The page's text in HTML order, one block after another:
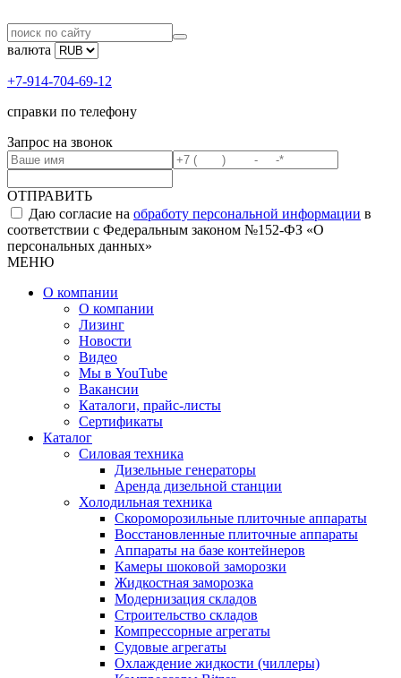
валюта
+7-914-704-69-12
справки по телефону
Запрос на звонок
ОТПРАВИТЬ
Даю согласие на обработу персональной информации в
соответствии с Федеральным законом №152-ФЗ «О
персональных данных»
МЕНЮ
О компании
О компании
Лизинг
Новости
Видео
Мы в YouTube
Вакансии
Каталоги, прайс-листы
Сертификаты
Каталог
Силовая техника
Дизельные генераторы
Аренда дизельной станции
Холодильная техника
Cкороморозильные плиточные аппараты
Восстановленные плиточные аппараты
Аппараты на базе контейнеров
Камеры шоковой заморозки
Жидкостная заморозка
Модернизация складов
Строительство складов
Компрессорные агрегаты
Судовые агрегаты
Охлаждение жидкости (чиллеры)